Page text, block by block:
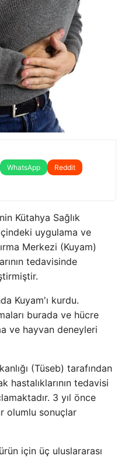
WhatsApp
Reddit
Kütahya Sağlık
uygulama ve
Merkezi (Kuyam)
tedavisinde
Kuyam'ı kurdu.
burada ve hücre
ve hayvan deneyleri
(Tüseb) tarafından
hastalıklarının tedavisi
3 yıl önce
olumlu sonuçlar
için üç uluslararası